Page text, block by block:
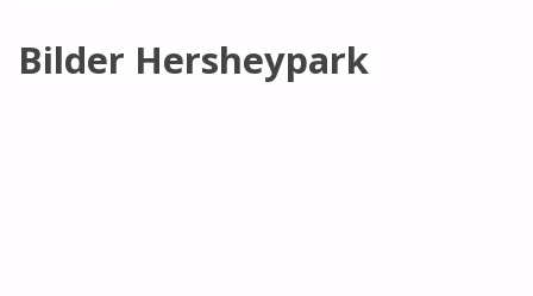
Bilder Hersheypark